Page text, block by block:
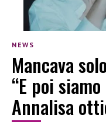
NEWS
Mancava
“E poi
Annalisa